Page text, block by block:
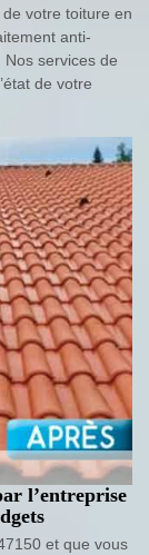
votre toiture en
anti-
services de
de votre
l’entreprise
et que vous